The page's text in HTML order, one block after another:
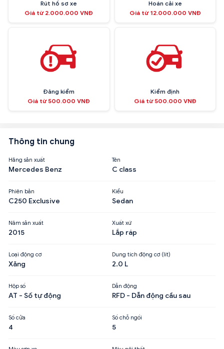
Rút hồ sơ xe
Giá từ 2.000.000 VNĐ
Hoán cải xe
Giá từ 12.000.000 VNĐ
Đăng kiểm
Giá từ 500.000 VNĐ
Kiểm định
Giá từ 500.000 VNĐ
Thông tin chung
Hãng sản xuất
Mercedes Benz
Tên
C class
Phiên bản
C250 Exclusive
Kiểu
Sedan
Năm sản xuất
2015
Xuất xứ
Lắp ráp
Loại động cơ
Xăng
Dung tích động cơ (lít)
2.0 L
Hộp số
AT - Số tự động
Dẫn động
RFD - Dẫn động cầu sau
Số cửa
4
Số chỗ ngồi
5